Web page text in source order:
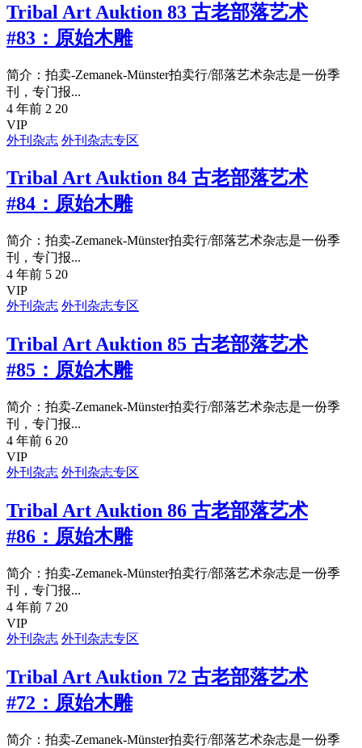
Tribal Art Auktion 83 古老部落艺术
#83：原始木雕
简介：拍卖-Zemanek-Münster拍卖行/部落艺术杂志是一份季
刊，专门报...
4 年前 2 20
VIP
外刊杂志 外刊杂志专区
Tribal Art Auktion 84 古老部落艺术
#84：原始木雕
简介：拍卖-Zemanek-Münster拍卖行/部落艺术杂志是一份季
刊，专门报...
4 年前 5 20
VIP
外刊杂志 外刊杂志专区
Tribal Art Auktion 85 古老部落艺术
#85：原始木雕
简介：拍卖-Zemanek-Münster拍卖行/部落艺术杂志是一份季
刊，专门报...
4 年前 6 20
VIP
外刊杂志 外刊杂志专区
Tribal Art Auktion 86 古老部落艺术
#86：原始木雕
简介：拍卖-Zemanek-Münster拍卖行/部落艺术杂志是一份季
刊，专门报...
4 年前 7 20
VIP
外刊杂志 外刊杂志专区
Tribal Art Auktion 72 古老部落艺术
#72：原始木雕
简介：拍卖-Zemanek-Münster拍卖行/部落艺术杂志是一份季